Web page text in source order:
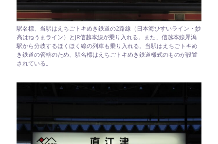
駅名標、当駅はえちごトキめき鉄道の2路線（日本海ひすいライン・妙
高はねうまライン）とJR信越本線が乗り入れる。また、信越本線犀潟
駅から分岐するほくほく線の列車も乗り入れる。当駅はえちごトキめ
き鉄道の管轄のため、駅名標はえちごトキめき鉄道様式のものが設置
されている。